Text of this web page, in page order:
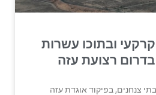
ובתוכו עשרות
רצועת עזה
צנחנים, בפיקוד אוגדת עזה